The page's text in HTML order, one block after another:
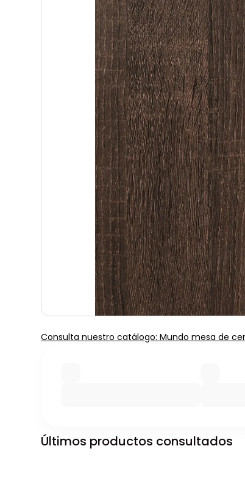
Consulta nuestro catálogo: Mundo mesa de
Últimos productos consultados